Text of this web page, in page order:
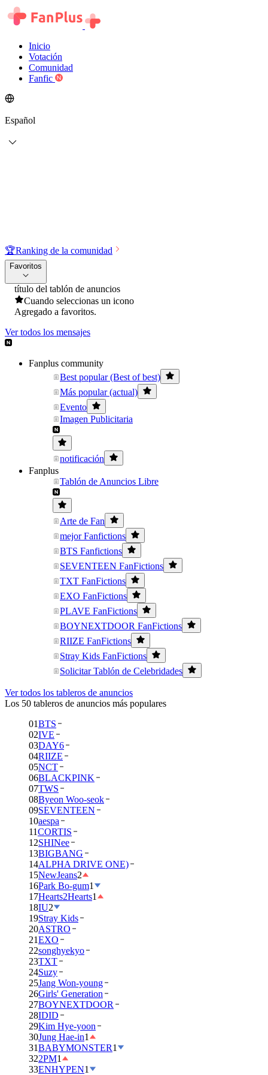
Inicio
Votación
Comunidad
Fanfic
Español
🏆Ranking de la comunidad
Favoritos
título del tablón de anuncios
Cuando seleccionas un icono
Agregado a favoritos.
Ver todos los mensajes
Fanplus community
Best popular (Best of best)
Más popular (actual)
Evento
Imagen Publicitaria
notificación
Fanplus
Tablón de Anuncios Libre
Arte de Fan
mejor Fanfictions
BTS Fanfictions
SEVENTEEN FanFictions
TXT FanFictions
EXO FanFictions
PLAVE FanFictions
BOYNEXTDOOR FanFictions
RIIZE FanFictions
Stray Kids FanFictions
Solicitar Tablón de Celebridades
Ver todos los tableros de anuncios
Los 50 tableros de anuncios más populares
01BTS
02IVE
03DAY6
04RIIZE
05NCT
06BLACKPINK
07TWS
08Byeon Woo-seok
09SEVENTEEN
10aespa
11CORTIS
12SHINee
13BIGBANG
14ALPHA DRIVE ONE)
15NewJeans2
16Park Bo-gum1
17Hearts2Hearts1
18IU2
19Stray Kids
20ASTRO
21EXO
22songhyekyo
23TXT
24Suzy
25Jang Won-young
26Girls' Generation
27BOYNEXTDOOR
28IDID
29Kim Hye-yoon
30Jung Hae-in1
31BABYMONSTER1
322PM1
33ENHYPEN1